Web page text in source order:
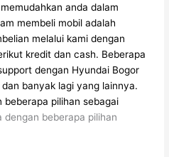
anda dalam
membeli mobil adalah
melalui kami dengan
kredit dan cash. Beberapa
dengan Hyundai Bogor
banyak lagi yang lainnya.
beberapa pilihan sebagai
dengan beberapa pilihan